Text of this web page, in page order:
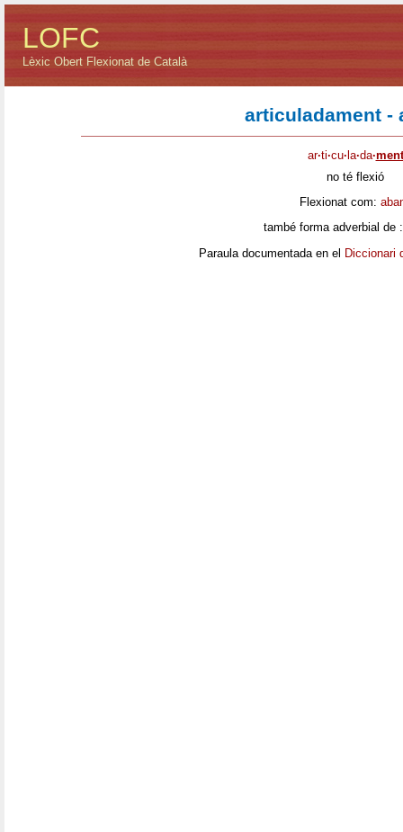
LOFC
Lèxic Obert Flexionat de Català
articuladament -
ar·ti·cu· la·da·ment
no té flexió
Flexionat com:
també forma adverbial de
Paraula documentada en el Diccionari